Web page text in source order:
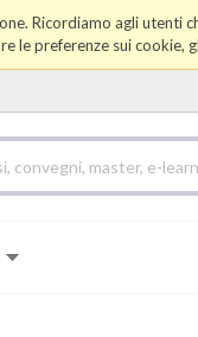
Ricordiamo agli utenti
le preferenze sui cookie,